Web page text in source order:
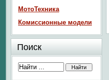
МотоТехника
Комиссионные модели
Поиск